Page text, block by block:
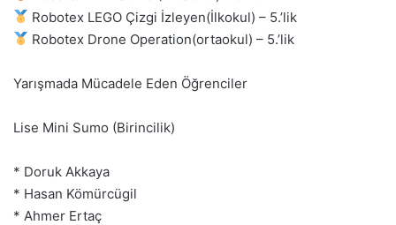
Robotex LEGO Çizgi İzleyen(İlkokul) – 5.’lik
Robotex Drone Operation(ortaokul) – 5.’lik
Yarışmada Mücadele Eden Öğrenciler
Lise Mini Sumo (Birincilik)
* Doruk Akkaya
* Hasan Kömürcügil
* Ahmer Ertaç